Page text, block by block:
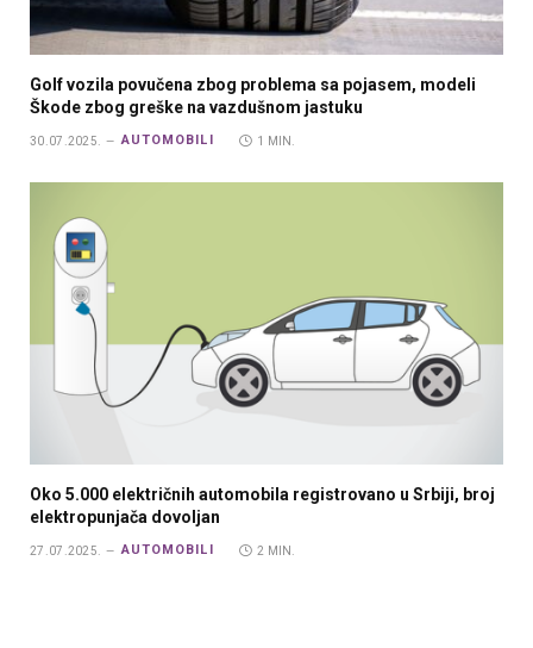
Golf vozila povučena zbog problema sa pojasem, modeli
Škode zbog greške na vazdušnom jastuku
30.07.2025. AUTOMOBILI 1 MIN.
Oko 5.000 električnih automobila registrovano u Srbiji, broj
elektropunjača dovoljan
27.07.2025. AUTOMOBILI 2 MIN.